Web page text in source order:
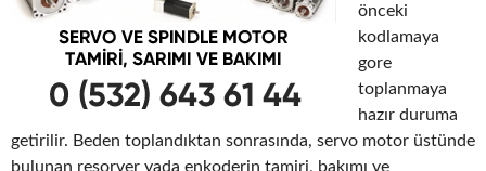
önceki
kodlamaya
gore
toplanmaya
hazır duruma
getirilir. Beden toplandıktan sonrasında, servo motor üstünde
bulunan resorver yada enkoderin tamiri, bakımı ve